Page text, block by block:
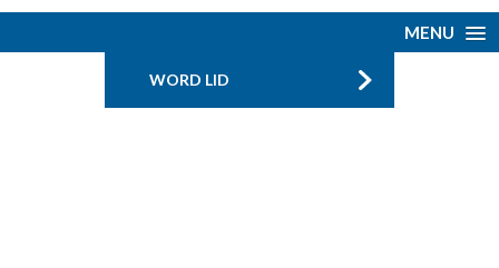
MENU
WORD LID